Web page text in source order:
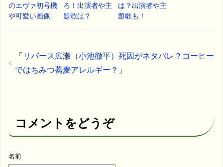
のエヴァ初号機
や可愛い画像
ろ！出演者や主
題歌は？
は？出演者や主
題歌も！
「 リバース広瀬（小池徹平）死因がネタバレ？コーヒー
ではちみつ蕎麦アレルギー？ 」
コメントをどうぞ
名前